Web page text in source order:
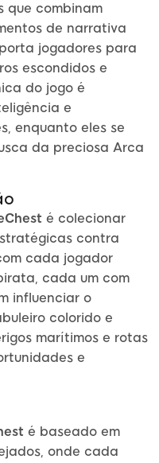
que combinam
de narrativa
jogadores para
escondidos e
do jogo é
e
enquanto eles se
da preciosa Arca
é colecionar
contra
cada jogador
cada um com
influenciar o
colorido e
marítimos e rotas
e
é baseado em
onde cada